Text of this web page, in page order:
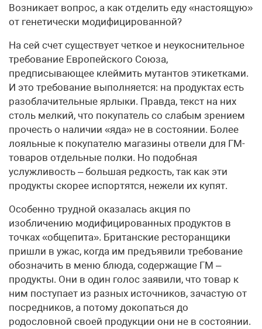
Возникает вопрос, а как отделить еду «настоящую»
от генетически модифицированной?
На сей счет существует четкое и неукоснительное
требование Европейского Союза,
предписывающее клеймить мутантов этикетками.
И это требование выполняется: на продуктах есть
разоблачительные ярлыки. Правда, текст на них
столь мелкий, что покупатель со слабым зрением
прочесть о наличии «яда» не в состоянии. Более
лояльные к покупателю магазины отвели для ГМ-
товаров отдельные полки. Но подобная
услужливость – большая редкость, так как эти
продукты скорее испортятся, нежели их купят.
Особенно трудной оказалась акция по
изобличению модифицированных продуктов в
точках «общепита». Британские ресторанщики
пришли в ужас, когда им предъявили требование
обозначить в меню блюда, содержащие ГМ –
продукты. Они в один голос заявили, что товар к
ним поступает из разных источников, зачастую от
посредников, а потому докопаться до
родословной своей продукции они не в состоянии.